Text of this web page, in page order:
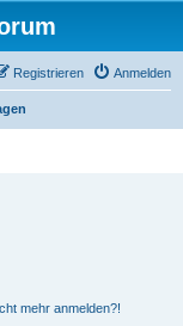
Anmelden
Registrieren
mehr anmelden?!